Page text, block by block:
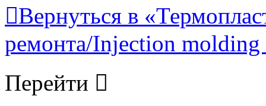
Вернуться в
ремонта/Injection molding
Перейти